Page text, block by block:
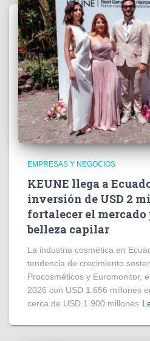
EMPRESAS Y NEGOCIOS
KEUNE llega a
inversión de USD 2
fortalecer el
belleza capilar
La industria cosmética en
tendencia de crecimiento
Procosméticos y Euromonitor,
2026 con USD 1.656 millones
cerca de USD 1.900 millones